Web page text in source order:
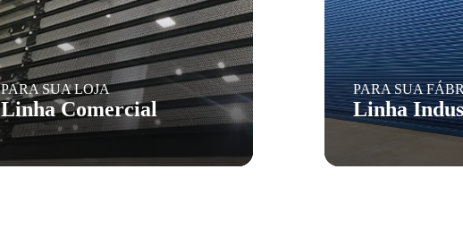
PARA SUA LOJA
Linha Comercial
PARA SUA
Linha